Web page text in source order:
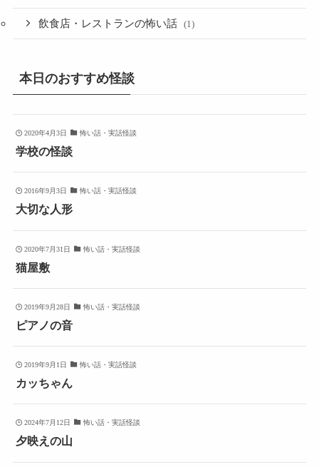
飲食店・レストランの怖い話 (1)
本日のおすすめ怪談
2020年4月3日 怖い話・実話怪談
学校の怪談
2016年9月3日 怖い話・実話怪談
大切な人形
2020年7月31日 怖い話・実話怪談
猫屋敷
2019年9月28日 怖い話・実話怪談
ピアノの音
2019年9月1日 怖い話・実話怪談
カッちゃん
2024年7月12日 怖い話・実話怪談
夕映えの山